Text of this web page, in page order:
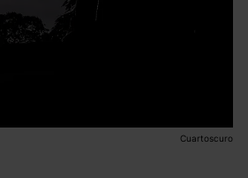
Cuartoscuro